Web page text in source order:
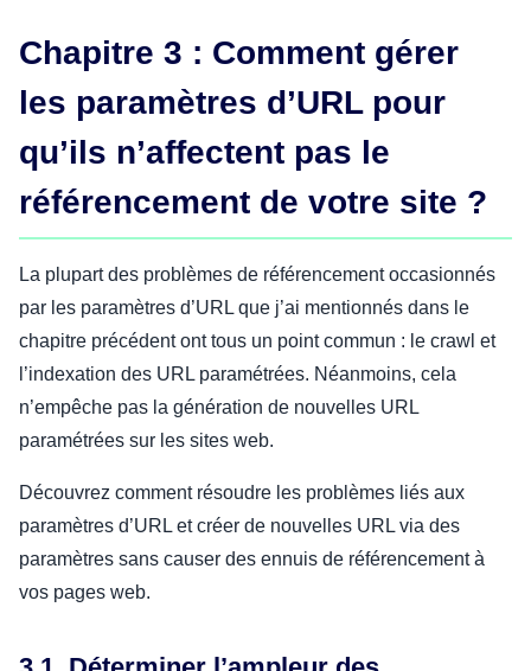
Chapitre 3 : Comment gérer
les paramètres d’URL pour
qu’ils n’affectent pas le
référencement de votre site ?
La plupart des problèmes de référencement occasionnés
par les paramètres d’URL que j’ai mentionnés dans le
chapitre précédent ont tous un point commun : le crawl et
l’indexation des URL paramétrées. Néanmoins, cela
n’empêche pas la génération de nouvelles URL
paramétrées sur les sites web.
Découvrez comment résoudre les problèmes liés aux
paramètres d’URL et créer de nouvelles URL via des
paramètres sans causer des ennuis de référencement à
vos pages web.